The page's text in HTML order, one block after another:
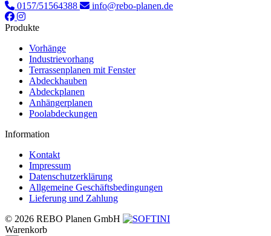
0157/51564388
info@rebo-planen.de
Produkte
Vorhänge
Industrievorhang
Terrassenplanen mit Fenster
Abdeckhauben
Abdeckplanen
Anhängerplanen
Poolabdeckungen
Information
Kontakt
Impressum
Datenschutzerklärung
Allgemeine Geschäftsbedingungen
Lieferung und Zahlung
© 2026 REBO Planen GmbH
Warenkorb